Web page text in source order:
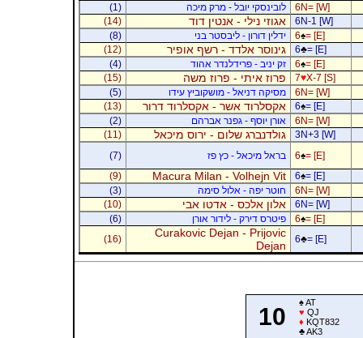
6N= [W]
לובינסקי יובל - מרק מיכה
(1)
6N-1 [W]
אגוזי נילי - אנטין דוד
(14)
6♠= [E] ידלין דורון - ליבסטר בני
(8)
6♣= [E] גינוסר אלדד - רשף אופיר
(12)
6♠= [E] זק יניב - פרידלנדר אהוד
(4)
7♥X-7 [S] פרוז איתי - פרוז משה
(15)
6N= [W]
מסיקה דניאל - מושקוביץ עידו
(5)
6♠= [E] אקסלרוד אשר - אקסלרוד דרור
(13)
6N= [W]
אורן יוסף - גפנר אברהם
(2)
3N+3 [W]
גולדנברג שלום - ירוס מיכאל
(11)
6♠= [E] בראל מיכאל - כץ פז
(7)
6♠= [E]
Macura Milan - Volhejn Vit
(9)
6N= [W]
חוטר יפה - אלול סימה
(3)
6N= [W]
אלון אלכס - אדטו אבי
(10)
6♠= [E] פיטרס דירק - לידור אורן
(6)
6♣= [E]
Curakovic Dejan - Prijovic
Dejan
(16)
10
♠AT
♥ QJ
♦ KQT832
♣AK3